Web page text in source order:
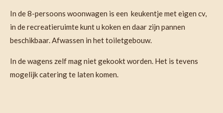
In de 8-persoons woonwagen is een keukentje met eigen cv,
in de recreatieruimte kunt u koken en daar zijn pannen
beschikbaar. Afwassen in het toiletgebouw.
In de wagens zelf mag niet gekookt worden. Het is tevens
mogelijk catering te laten komen.